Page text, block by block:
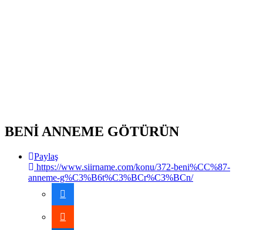
BENİ ANNEME GÖTÜRÜN
Paylaş
https://www.siirname.com/konu/372-beni%CC%87-
anneme-g%C3%B6t%C3%BCr%C3%BCn/